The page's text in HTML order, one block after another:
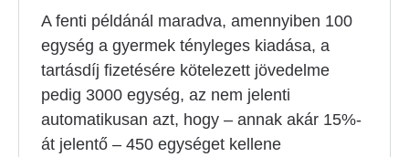
A fenti példánál maradva, amennyiben 100
egység a gyermek tényleges kiadása, a
tartásdíj fizetésére kötelezett jövedelme
pedig 3000 egység, az nem jelenti
automatikusan azt, hogy – annak akár 15%-
át jelentő – 450 egységet kellene